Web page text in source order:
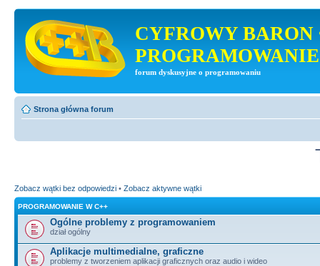
CYFROWY BARON
PROGRAMOWANIE
forum dyskusyjne o programowaniu
Strona główna forum
Zobacz wątki bez odpowiedzi • Zobacz aktywne wątki
PROGRAMOWANIE W C++
Ogólne problemy z programowaniem
dział ogólny
Aplikacje multimedialne, graficzne
problemy z tworzeniem aplikacji graficznych oraz audio i wideo